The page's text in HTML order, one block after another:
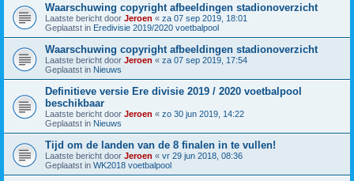
Waarschuwing copyright afbeeldingen stadionoverzicht
Laatste bericht door Jeroen « za 07 sep 2019, 18:01
Geplaatst in Eredivisie 2019/2020 voetbalpool
Waarschuwing copyright afbeeldingen stadionoverzicht
Laatste bericht door Jeroen « za 07 sep 2019, 17:54
Geplaatst in Nieuws
Definitieve versie Ere divisie 2019 / 2020 voetbalpool
beschikbaar
Laatste bericht door Jeroen « zo 30 jun 2019, 14:22
Geplaatst in Nieuws
Tijd om de landen van de 8 finalen in te vullen!
Laatste bericht door Jeroen « vr 29 jun 2018, 08:36
Geplaatst in WK2018 voetbalpool